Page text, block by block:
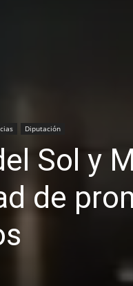
Diputación
Sol y
de